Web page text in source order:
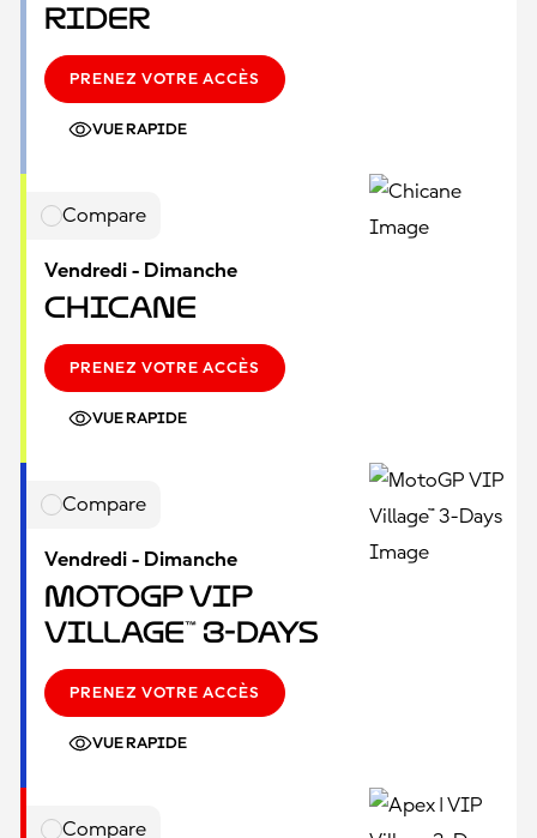
Rider
PRENEZ VOTRE ACCÈS
VUE RAPIDE
Compare
Vendredi - Dimanche
Chicane
PRENEZ VOTRE ACCÈS
VUE RAPIDE
Compare
Vendredi - Dimanche
MotoGP VIP
Village™ 3-Days
PRENEZ VOTRE ACCÈS
VUE RAPIDE
Compare